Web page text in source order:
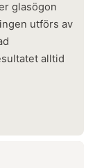
glasögon
utförs av
alltid